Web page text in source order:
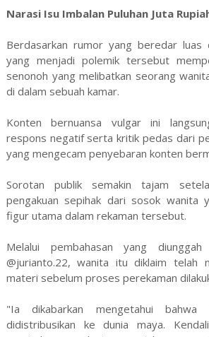
Narasi Isu Imbalan Puluhan Juta
Berdasarkan rumor yang beredar luas
yang menjadi polemik tersebut
senonoh yang melibatkan seorang
di dalam sebuah kamar.
Konten bernuansa vulgar ini
respons negatif serta kritik pedas dari
yang mengecam penyebaran konten
Sorotan publik semakin tajam
pengakuan sepihak dari sosok wanita
figur utama dalam rekaman tersebut.
Melalui pembahasan yang
@jurianto.22, wanita itu diklaim telah
materi sebelum proses perekaman
"Ia dikabarkan mengetahui
didistribusikan ke dunia maya.